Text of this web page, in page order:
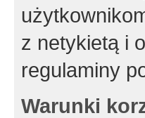
z netykietą i
regulaminy
Warunki